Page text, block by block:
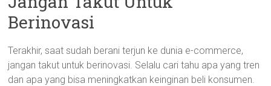
Berinovasi
Terakhir, saat sudah berani terjun ke dunia e-commerce,
jangan takut untuk berinovasi. Selalu cari tahu apa yang tren
dan apa yang bisa meningkatkan keinginan beli konsumen.